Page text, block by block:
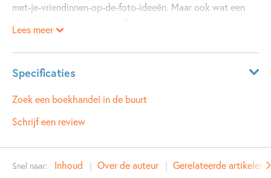
met-je-vriendinnen-op-de-foto-ideeën. Maar ook wat een
overlevingsplan, voor het geval je aanspoelt op een
onbewoond eiland (je weet maar nooit!). Bovendien vind je
in dit boek de raarste records, de beste te laat-smoezen, en
heel veel tips, trucs en weetjes om het dagelijks leven
makkelijker en nóg leuker te maken. Met al die nieuwe
lezen op een e-reader.
Lees meer
Specificaties
Leeftijdsindicatie: 10 - 12 jaar
ISBN:
9789021673806
Auteur(s):
Elisa van Spronsen
Zoek een boekhandel in de buurt
Schrijf een review
Snel naar: Inhoud Over de auteur Gerelateerde artikelen